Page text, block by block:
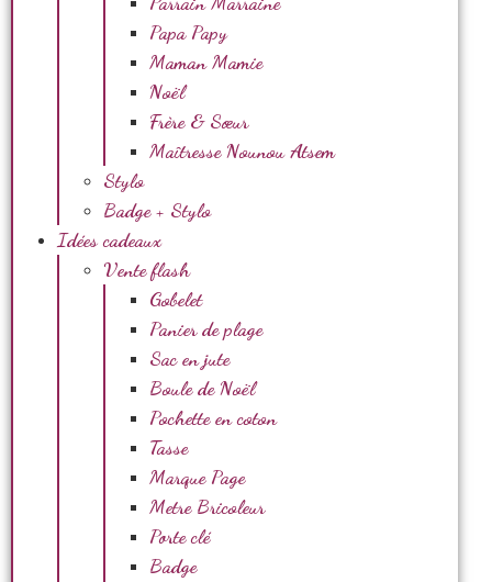
Papa Papy
Maman Mamie
Noël
Frère & Sœur
Maîtresse Nounou Atsem
Stylo
Badge + Stylo
Idées cadeaux
Vente flash
Gobelet
Panier de plage
Sac en jute
Boule de Noël
Pochette en coton
Tasse
Marque Page
Metre Bricoleur
Porte clé
Badge